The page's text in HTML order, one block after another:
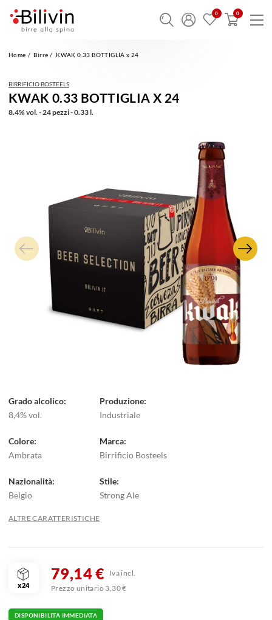
Home Birre KWAK 0.33 BOTTIGLIA x 24
BIRRIFICIO BOSTEELS
KWAK 0.33 BOTTIGLIA X 24
8.4% vol. - 24 pezzi - 0.33 l.
x24
79,14 €
Iva incl.
Prezzo unitario 3,30 €
Grado alcolico
8,4% vol.
Produzione
Industriale
Colore
Ambrata
Marca
Birrificio Bosteels
Nazionalità
Belgio
Stile
Strong Ale
ALTRE CARATTERISTICHE
DISPONIBILITÀ IMMEDIATA